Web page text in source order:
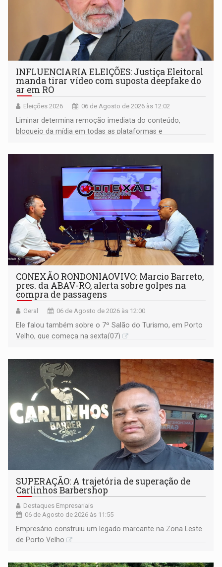
INFLUENCIARIA ELEIÇÕES: Justiça Eleitoral
manda tirar vídeo com suposta deepfake do
ar em RO
Eleições 2026 06 de Agosto de 2026 às 12:02
Liminar determina remoção imediata do conteúdo,
bloqueio da mídia em todas as plataformas e
CONEXÃO RONDONIAOVIVO: Marcio Barreto,
pres. da ABAV-RO, alerta sobre golpes na
compra de passagens
Geral 06 de Agosto de 2026 às 12:00
Ele falou também sobre o 7º Salão do Turismo, em Porto
Velho, que começa na sexta(07)
SUPERAÇÃO: A trajetória de superação de
Carlinhos Barbershop
Destaques Empresariais
06 de Agosto de 2026 às 11:55
Empresário construiu um legado marcante na Zona Leste
de Porto Velho